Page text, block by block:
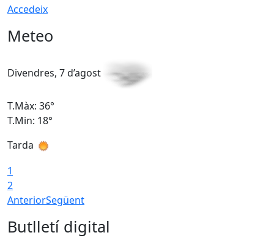
Accedeix
Meteo
Divendres, 7 d’agost
T.Màx: 36°
T.Min: 18°
Tarda
1
2
AnteriorSegüent
Butlletí digital